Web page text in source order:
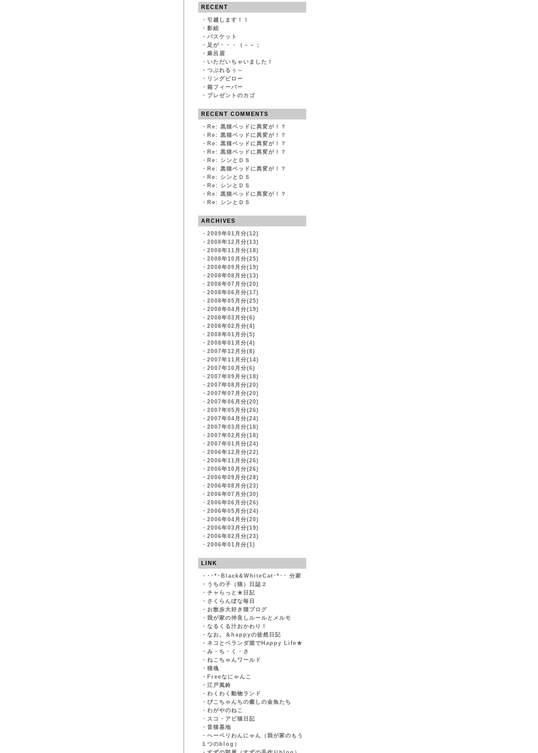
RECENT
・ 引越します！！
・ 影絵
・ バスケット
・ 足が・・・（－－；
・ 麻呂眉
・ いただいちゃいました！
・ つぶれるぅ～
・ リングピロー
・ 箱フィーバー
・ プレゼントのカゴ
RECENT COMMENTS
・ Re: 黒猫ベッドに異変が！？
・ Re: 黒猫ベッドに異変が！？
・ Re: 黒猫ベッドに異変が！？
・ Re: 黒猫ベッドに異変が！？
・ Re: シンとＤＳ
・ Re: 黒猫ベッドに異変が！？
・ Re: シンとＤＳ
・ Re: シンとＤＳ
・ Re: 黒猫ベッドに異変が！？
・ Re: シンとＤＳ
ARCHIVES
・ 2009年01月分(12)
・ 2008年12月分(13)
・ 2008年11月分(18)
・ 2008年10月分(25)
・ 2008年09月分(19)
・ 2008年08月分(13)
・ 2008年07月分(20)
・ 2008年06月分(17)
・ 2008年05月分(25)
・ 2008年04月分(19)
・ 2008年03月分(6)
・ 2008年02月分(4)
・ 2008年01月分(5)
・ 2008年01月分(4)
・ 2007年12月分(8)
・ 2007年11月分(14)
・ 2007年10月分(6)
・ 2007年09月分(18)
・ 2007年08月分(20)
・ 2007年07月分(20)
・ 2007年06月分(20)
・ 2007年05月分(26)
・ 2007年04月分(24)
・ 2007年03月分(18)
・ 2007年02月分(18)
・ 2007年01月分(24)
・ 2006年12月分(22)
・ 2006年11月分(26)
・ 2006年10月分(26)
・ 2006年09月分(28)
・ 2006年08月分(23)
・ 2006年07月分(30)
・ 2006年06月分(26)
・ 2006年05月分(24)
・ 2006年04月分(20)
・ 2006年03月分(19)
・ 2006年02月分(23)
・ 2006年01月分(1)
LINK
・ ･･*･Black&WhiteCat･*･･ 分家
・ うちの子（猫）日誌２
・ チャらっと★日記
・ さくらんぼな毎日
・ お散歩大好き猫ブログ
・ 我が家の仲良しルールとメルモ
・ なるくる汁おかわり！
・ なお。＆happyの徒然日記
・ ネコとベランダ畑でHappy Life★
・ み・ち・く・さ
・ ねこちゃんワールド
・ 猫魂
・ Freeなにゃんこ
・ 江戸風鈴
・ わくわく動物ランド
・ ぴこちゃんちの癒しの金魚たち
・ わがやのねこ
・ スコ・アビ猫日記
・ 音猫基地
・ ヘーベリわんにゃん（我が家のもう
１つのblog）